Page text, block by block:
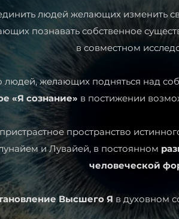
людей желающих изменить
познавать собственное
в совместном
людей, желающих подняться над
«Я сознание» в постижении
пространство
и Лувайей, в постоянном
человеческой
Высшего Я в духовном